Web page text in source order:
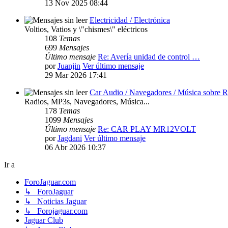
13 Nov 2025 08:44
Electricidad / Electrónica
Voltios, Vatios y \"chismes\" eléctricos
108 Temas
699 Mensajes
Último mensaje Re: Avería unidad de control …
porJuanjin Ver último mensaje
29 Mar 2026 17:41
Car Audio / Navegadores / Música sobre
Radios, MP3s, Navegadores, Música...
178 Temas
1099 Mensajes
Último mensaje Re: CAR PLAY MR12VOLT
porJagdani Ver último mensaje
06 Abr 2026 10:37
Ir a
ForoJaguar.com
↳ ForoJaguar
↳ Noticias Jaguar
↳ Forojaguar.com
Jaguar Club